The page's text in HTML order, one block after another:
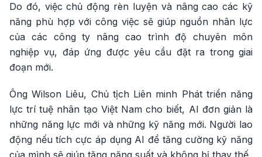
Do đó, việc chủ động rèn luyện và nâng cao các kỹ
năng phù hợp với công việc sẽ giúp nguồn nhân lực
của các công ty nâng cao trình độ chuyên môn
nghiệp vụ, đáp ứng được yêu cầu đặt ra trong giai
đoạn mới.
Ông Wilson Liêu, Chủ tịch Liên minh Phát triển năng
lực trí tuệ nhân tạo Việt Nam cho biết, AI đơn giản là
những năng lực mới và những kỹ năng mới. Người lao
động nếu tích cực áp dụng AI để tăng cường kỹ năng
của mình sẽ giúp tăng năng suất và không bị thay thế.